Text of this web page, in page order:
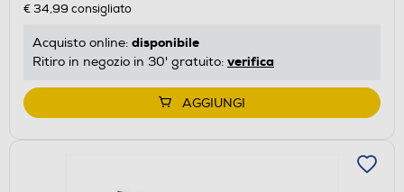
€ 34,99 consigliato
Acquisto online: disponibile
Ritiro in negozio in 30' gratuito: verifica
AGGIUNGI